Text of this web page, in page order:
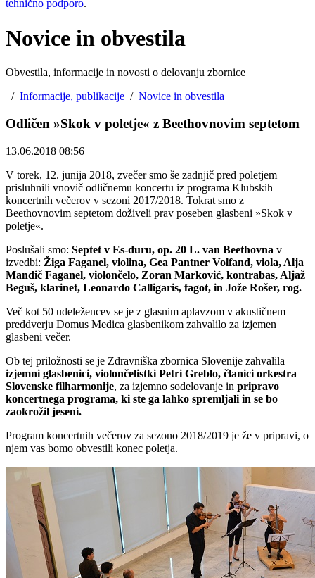
tehnično podporo.
Novice in obvestila
Obvestila, informacije in novosti o delovanju zbornice
/ Informacije, publikacije / Novice in obvestila
Odličen »Skok v poletje« z Beethovnovim septetom
13.06.2018 08:56
V torek, 12. junija 2018, zvečer smo še zadnjič pred poletjem
prisluhnili vnovič odličnemu koncertu iz programa Klubskih
koncertnih večerov v sezoni 2017/2018. Tokrat smo z
Beethovnovim septetom doživeli prav poseben glasbeni »Skok v
poletje«.
Poslušali smo: Septet v Es-duru, op. 20 L. van Beethovna v
izvedbi: Žiga Faganel, violina, Gea Pantner Volfand, viola, Alja
Mandič Faganel, violončelo, Zoran Marković, kontrabas, Aljaž
Beguš, klarinet, Leonardo Calligaris, fagot, in Jože Rošer, rog.
Več kot 50 udeležencev se je z glasnim aplavzom v akustičnem
preddverju Domus Medica glasbenikom zahvalilo za izjemen
glasbeni večer.
Ob tej priložnosti se je Zdravniška zbornica Slovenije zahvalila
izjemni glasbenici, violončelistki Petri Greblo, članici orkestra
Slovenske filharmonije, za izjemno sodelovanje in pripravo
koncertnega programa, ki ste ga lahko spremljali in se bo
zaokrožil jeseni.
Program koncertnih večerov za sezono 2018/2019 je že v pripravi, o
njem vas bomo obvestili konec poletja.